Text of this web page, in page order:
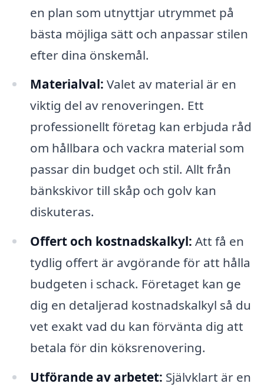
en plan som utnyttjar utrymmet på
bästa möjliga sätt och anpassar stilen
efter dina önskemål.
Materialval: Valet av material är en
viktig del av renoveringen. Ett
professionellt företag kan erbjuda råd
om hållbara och vackra material som
passar din budget och stil. Allt från
bänkskivor till skåp och golv kan
diskuteras.
Offert och kostnadskalkyl: Att få en
tydlig offert är avgörande för att hålla
budgeten i schack. Företaget kan ge
dig en detaljerad kostnadskalkyl så du
vet exakt vad du kan förvänta dig att
betala för din köksrenovering.
Utförande av arbetet: Självklart är en